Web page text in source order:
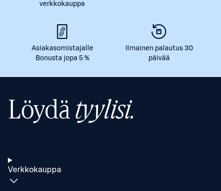
verkkokauppa
Asiakasomistajalle
Bonusta jopa 5 %
Ilmainen palautus 30
päivää
Löydätyylisi.
Verkkokauppa